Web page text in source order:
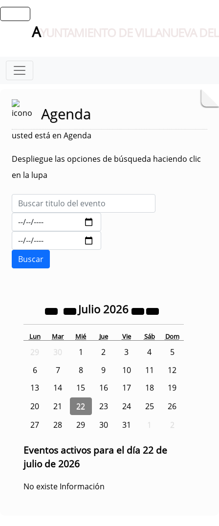
AYUNTAMIENTO DE VILLANUEVA
Agenda
usted está en Agenda
Despliegue las opciones de búsqueda haciendo clic
en la lupa
Julio 2026
Lun Mar Mié Jue Vie Sáb Dom
29 30 1 2 3 4
5
6
7 8 9 10 11
12
13
14 15 16 17 18
19
20
21 22 23 24 25
26
27
28 29 30 31 1 2
Eventos activos para el día 22 de
julio de 2026
No existe Información